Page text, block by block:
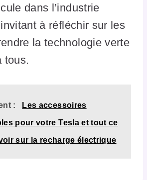
dans l’industrie
à réfléchir sur les
la technologie verte
tous.
: Les accessoires
pour votre Tesla et tout ce
sur la recharge électrique